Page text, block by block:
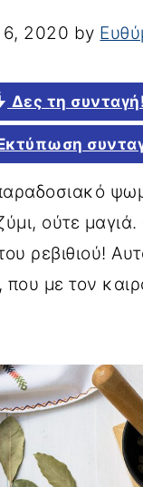
2020 by
Δες τη συνταγή!
ούτε
ρεβιθιού!
με τον